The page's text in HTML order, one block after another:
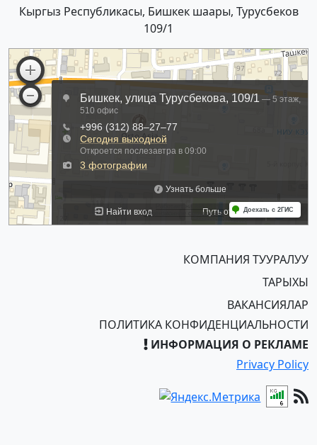
Кыргыз Республикасы, Бишкек шаары, Турусбеков
109/1
КОМПАНИЯ ТУУРАЛУУ
ТАРЫХЫ
ВАКАНСИЯЛАР
ПОЛИТИКА КОНФИДЕНЦИАЛЬНОСТИ
ИНФОРМАЦИЯ О РЕКЛАМЕ
Privacy Policy